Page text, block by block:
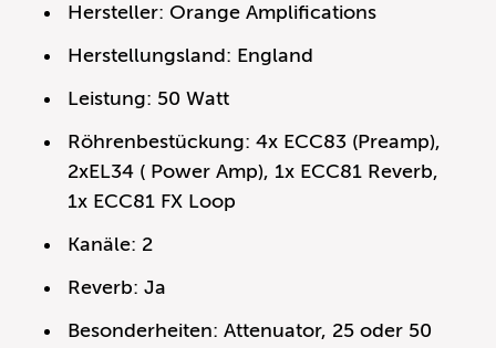
Hersteller: Orange Amplifications
Herstellungsland: England
Leistung: 50 Watt
Röhrenbestückung: 4x ECC83 (Preamp),
2xEL34 ( Power Amp), 1x ECC81 Reverb,
1x ECC81 FX Loop
Kanäle: 2
Reverb: Ja
Besonderheiten: Attenuator, 25 oder 50